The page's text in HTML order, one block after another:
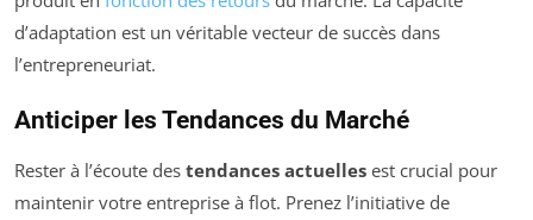
d’adaptation est un véritable vecteur de succès dans
l’entrepreneuriat.
Anticiper les Tendances du Marché
Rester à l’écoute des tendances actuelles est crucial pour
maintenir votre entreprise à flot. Prenez l’initiative de